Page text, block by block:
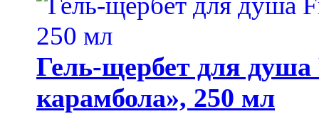
Гель-щербет для
карамбола», 250 мл